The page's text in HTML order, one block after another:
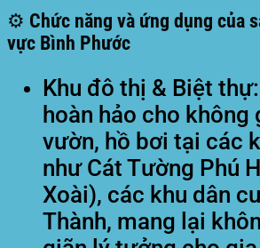
⚙️ Chức năng và ứng dụng của
vực Bình Phước
Khu đô thị & Biệt thự:
hoàn hảo cho không
vườn, hồ bơi tại các
như Cát Tường Phú
Xoài), các khu dân
Thành, mang lại